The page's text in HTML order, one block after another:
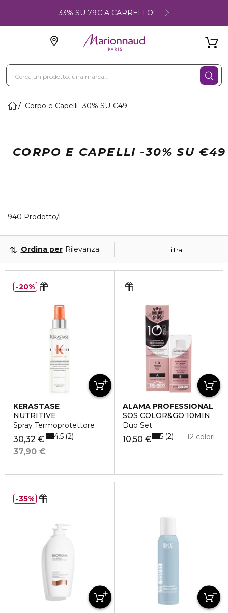
-33% SU 79€ A CARRELLO!
Corpo e Capelli -30% SU €49
CORPO E CAPELLI -30% SU €49
940 Prodotto/i
Filtra
Ordina per Rilevanza
KERASTASE
NUTRITIVE
Spray Termoprotettore
30,32 €
37,90 €
4.5 2
20%
ALAMA PROFESSIONAL
SOS COLOR&GO 10MIN
Duo Set
10,50 € 12 colori
5 2
35%